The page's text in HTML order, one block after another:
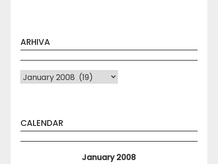
ARHIVA
Arhiva
CALENDAR
January 2008